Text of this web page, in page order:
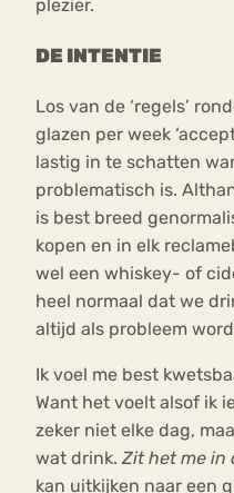
plezier.
DE INTENTIE
Los van de ‘regels’
glazen per week
lastig in te schatten
problematisch is.
is best breed
kopen en in elk
wel een whiskey- of
heel normaal dat we
altijd als probleem
Ik voel me best
Want het voelt alsof ik
zeker niet elke dag,
wat drink.Zit het me in
kan uitkijken naar een